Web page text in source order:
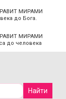
МИРАМИ
до Бога.
МИРАМИ
до человека